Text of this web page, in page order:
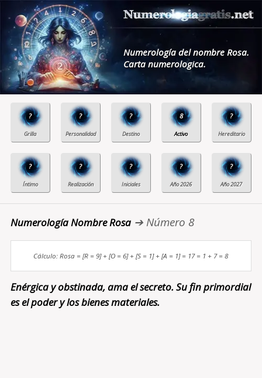
Numerología del nombre Rosa.
Carta numerologica.
? ? ? 8 ?
? ? ? ? ?
Numerología Nombre Rosa➔ Número 8
Cálculo: Rosa = [R = 9] + [O = 6] + [S = 1] + [A = 1] = 17 = 1 + 7 = 8
Enérgica y obstinada, ama el secreto. Su fin primordial
es el poder y los bienes materiales.